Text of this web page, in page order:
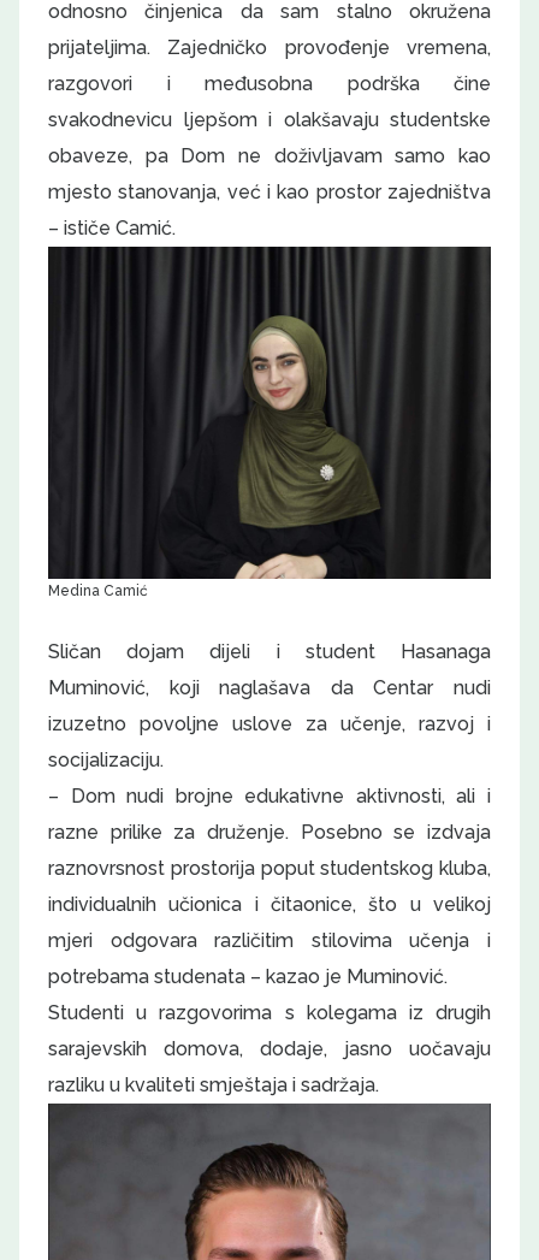
odnosno činjenica da sam stalno okružena
prijateljima. Zajedničko provođenje vremena,
razgovori i međusobna podrška čine
svakodnevicu ljepšom i olakšavaju studentske
obaveze, pa Dom ne doživljavam samo kao
mjesto stanovanja, već i kao prostor zajedništva
– ističe Camić.
Medina Camić
Sličan dojam dijeli i student Hasanaga
Muminović, koji naglašava da Centar nudi
izuzetno povoljne uslove za učenje, razvoj i
socijalizaciju.
– Dom nudi brojne edukativne aktivnosti, ali i
razne prilike za druženje. Posebno se izdvaja
raznovrsnost prostorija poput studentskog kluba,
individualnih učionica i čitaonice, što u velikoj
mjeri odgovara različitim stilovima učenja i
potrebama studenata – kazao je Muminović.
Studenti u razgovorima s kolegama iz drugih
sarajevskih domova, dodaje, jasno uočavaju
razliku u kvaliteti smještaja i sadržaja.